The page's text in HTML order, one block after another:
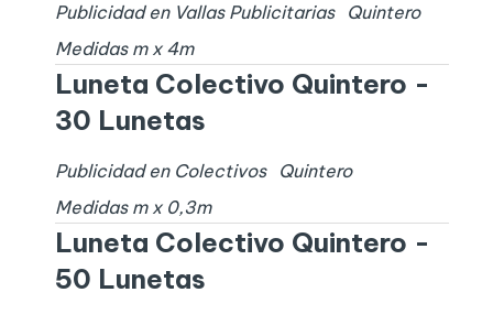
Publicidad en Vallas Publicitarias
Quintero
Medidas m x 4m
Luneta Colectivo Quintero -
30 Lunetas
Publicidad en Colectivos
Quintero
Medidas m x 0,3m
Luneta Colectivo Quintero -
50 Lunetas